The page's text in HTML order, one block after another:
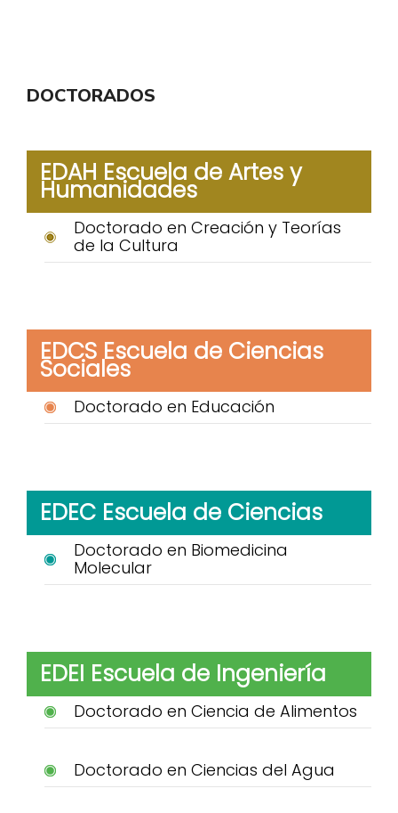
DOCTORADOS
EDAH Escuela de Artes y
Humanidades
Doctorado en Creación y Teorías
de la Cultura
EDCS Escuela de Ciencias
Sociales
Doctorado en Educación
EDEC Escuela de Ciencias
Doctorado en Biomedicina
Molecular
EDEI Escuela de Ingeniería
Doctorado en Ciencia de Alimentos
Doctorado en Ciencias del Agua